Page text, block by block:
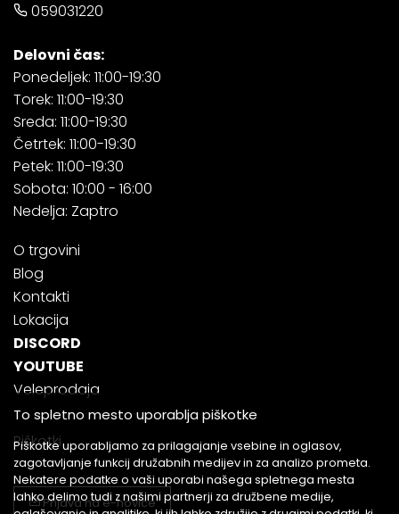
059031220
Delovni čas:
Ponedeljek: 11:00-19:30
Torek: 11:00-19:30
Sreda: 11:00-19:30
Četrtek: 11:00-19:30
Petek: 11:00-19:30
Sobota: 10:00 - 16:00
Nedelja: Zaptro
O trgovini
Blog
Kontakti
Lokacija
DISCORD
YOUTUBE
Veleprodaja
Piškotki
Prijava na e-novice
To spletno mesto uporablja piškotke
Piškotke uporabljamo za prilagajanje vsebine in oglasov,
zagotavljanje funkcij družabnih medijev in za analizo prometa.
Nekatere podatke o vaši uporabi našega spletnega mesta
lahko delimo tudi z našimi partnerji za družbene medije,